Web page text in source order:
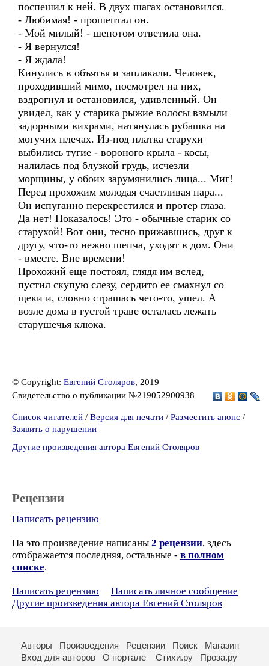
поспешил к ней. В двух шагах остановился.
- Любимая! - прошептал он.
- Мой милый! - шепотом ответила она.
- Я вернулся!
- Я ждала!
Кинулись в объятья и заплакали. Человек,
проходивший мимо, посмотрел на них,
вздрогнул и остановился, удивленный. Он
увидел, как у старика рыжие волосы взмыли
задорными вихрами, натянулась рубашка на
могучих плечах. Из-под платка старухи
выбились тугие - вороного крыла - косы,
налилась под блузкой грудь, исчезли
морщины, у обоих зарумянились лица... Миг!
Перед прохожим молодая счастливая пара...
Он испуганно перекрестился и протер глаза.
Да нет! Показалось! Это - обычные старик со
старухой! Вот они, тесно прижавшись, друг к
другу, что-то нежно шепча, уходят в дом. Они
- вместе. Вне времени!
Прохожий еще постоял, глядя им вслед,
пустил скупую слезу, сердито ее смахнул со
щеки и, словно страшась чего-то, ушел. А
возле дома в густой траве осталась лежать
старушечья клюка.
© Copyright: Евгений Столяров, 2019
Свидетельство о публикации №219052900938
Список читателей / Версия для печати / Разместить анонс /
Заявить о нарушении
Другие произведения автора Евгений Столяров
Рецензии
Написать рецензию
На это произведение написаны 2 рецензии, здесь
отображается последняя, остальные - в полном
списке.
Написать рецензию
Написать личное сообщение
Другие произведения автора Евгений Столяров
Авторы Произведения Рецензии Поиск
Магазин
Вход для авторов
О портале Стихи.ру Проза.ру